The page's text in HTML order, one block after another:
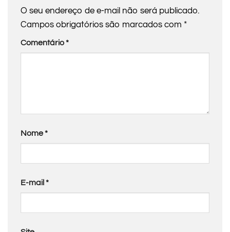
O seu endereço de e-mail não será publicado.
Campos obrigatórios são marcados com *
Comentário*
Nome*
E-mail*